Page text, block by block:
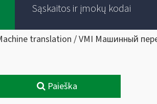
Sąskaitos ir įmokų kodai
translation / VMI Машинный
Paieška